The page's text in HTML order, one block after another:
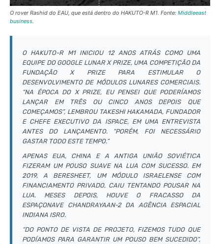
O rover Rashid do EAU, que está dentro do HAKUTO-R M1. Fonte: Middleeast
business.
O HAKUTO-R M1 INICIOU 12 ANOS ATRÁS COMO UMA
EQUIPE DO GOOGLE LUNAR X PRIZE, UMA COMPETIÇÃO DA
FUNDAÇÃO X PRIZE PARA ESTIMULAR O
DESENVOLVIMENTO DE MÓDULOS LUNARES COMERCIAIS.
“NA ÉPOCA DO X PRIZE, EU PENSEI QUE PODERÍAMOS
LANÇAR EM TRÊS OU CINCO ANOS DEPOIS QUE
COMEÇAMOS”, LEMBROU TAKESHI HAKAMADA, FUNDADOR
E CHEFE EXECUTIVO DA ISPACE, EM UMA ENTREVISTA
ANTES DO LANÇAMENTO. “PORÉM, FOI NECESSÁRIO
GASTAR TODO ESTE TEMPO.”
APENAS EUA, CHINA E A ANTIGA UNIÃO SOVIÉTICA
FIZERAM UM POUSO SUAVE NA LUA COM SUCESSO. EM
2019, A BERESHEET, UM MÓDULO ISRAELENSE COM
FINANCIAMENTO PRIVADO, CAIU TENTANDO POUSAR NA
LUA. MESES DEPOIS, HOUVE O FRACASSO DA
ESPAÇONAVE CHANDRAYAAN-2 DA AGÊNCIA ESPACIAL
INDIANA ISRO.
“DO PONTO DE VISTA DE PROJETO, FIZEMOS TUDO QUE
PODÍAMOS PARA GARANTIR UM POUSO BEM SUCEDIDO”,